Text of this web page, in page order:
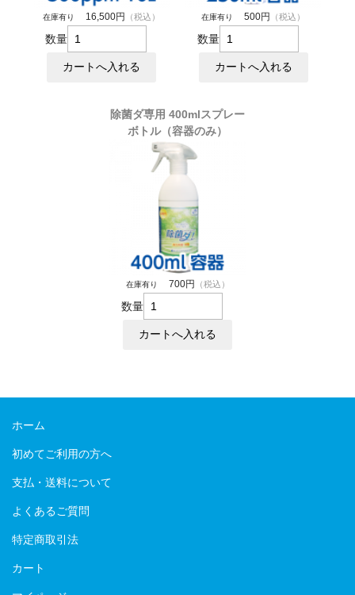
在庫有り 16,500円 （税込）
数量
在庫有り 500円 （税込）
数量
除菌ダ専用 400mlスプレー
ボトル（容器のみ）
在庫有り 700円 （税込）
数量
ホーム
初めてご利用の方へ
支払・送料について
よくあるご質問
特定商取引法
カート